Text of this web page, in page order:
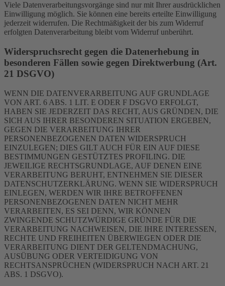
Viele Datenverarbeitungsvorgänge sind nur mit Ihrer ausdrücklichen
Einwilligung möglich. Sie können eine bereits erteilte Einwilligung
jederzeit widerrufen. Die Rechtmäßigkeit der bis zum Widerruf
erfolgten Datenverarbeitung bleibt vom Widerruf unberührt.
Widerspruchsrecht gegen die Datenerhebung in
besonderen Fällen sowie gegen Direktwerbung (Art.
21 DSGVO)
WENN DIE DATENVERARBEITUNG AUF GRUNDLAGE
VON ART. 6 ABS. 1 LIT. E ODER F DSGVO ERFOLGT,
HABEN SIE JEDERZEIT DAS RECHT, AUS GRÜNDEN, DIE
SICH AUS IHRER BESONDEREN SITUATION ERGEBEN,
GEGEN DIE VERARBEITUNG IHRER
PERSONENBEZOGENEN DATEN WIDERSPRUCH
EINZULEGEN; DIES GILT AUCH FÜR EIN AUF DIESE
BESTIMMUNGEN GESTÜTZTES PROFILING. DIE
JEWEILIGE RECHTSGRUNDLAGE, AUF DENEN EINE
VERARBEITUNG BERUHT, ENTNEHMEN SIE DIESER
DATENSCHUTZERKLÄRUNG. WENN SIE WIDERSPRUCH
EINLEGEN, WERDEN WIR IHRE BETROFFENEN
PERSONENBEZOGENEN DATEN NICHT MEHR
VERARBEITEN, ES SEI DENN, WIR KÖNNEN
ZWINGENDE SCHUTZWÜRDIGE GRÜNDE FÜR DIE
VERARBEITUNG NACHWEISEN, DIE IHRE INTERESSEN,
RECHTE UND FREIHEITEN ÜBERWIEGEN ODER DIE
VERARBEITUNG DIENT DER GELTENDMACHUNG,
AUSÜBUNG ODER VERTEIDIGUNG VON
RECHTSANSPRÜCHEN (WIDERSPRUCH NACH ART. 21
ABS. 1 DSGVO).